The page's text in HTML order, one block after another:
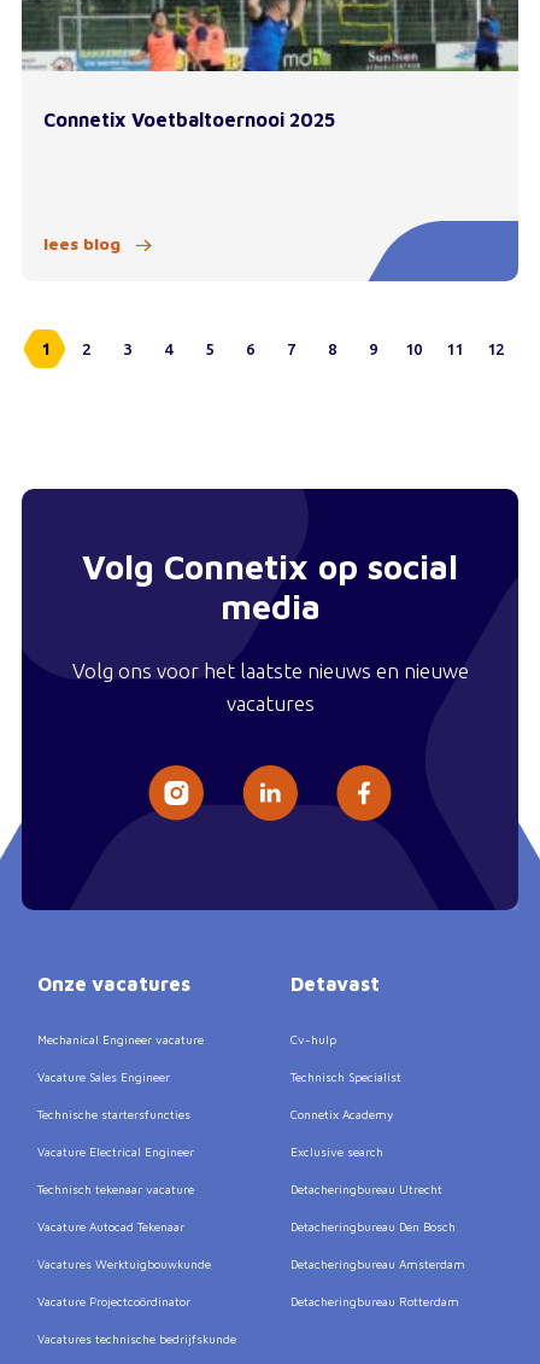
Connetix Voetbaltoernooi 2025
lees blog
1 2 3 4 5 6 7 8 9 10 11 12
Volg Connetix op social
media
Volg ons voor het laatste nieuws en nieuwe
vacatures
Onze vacatures
Mechanical Engineer vacature
Vacature Sales Engineer
Technische startersfuncties
Vacature Electrical Engineer
Technisch tekenaar vacature
Vacature Autocad Tekenaar
Vacatures Werktuigbouwkunde
Vacature Projectcoördinator
Vacatures technische bedrijfskunde
Detavast
Cv-hulp
Technisch Specialist
Connetix Academy
Exclusive search
Detacheringbureau Utrecht
Detacheringbureau Den Bosch
Detacheringbureau Amsterdam
Detacheringbureau Rotterdam